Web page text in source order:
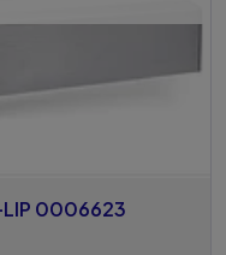
LIP 0006623